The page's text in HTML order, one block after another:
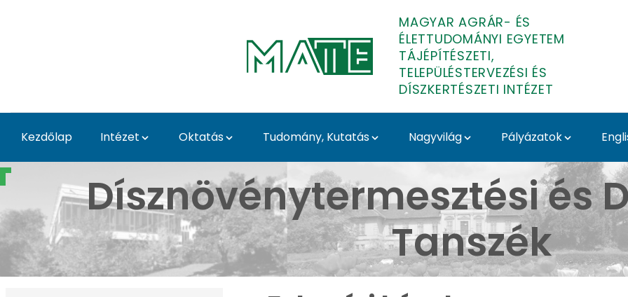
MAGYAR AGRÁR- ÉS
ÉLETTUDOMÁNYI EGYETEM
TÁJÉPÍTÉSZETI,
TELEPÜLÉSTERVEZÉSI ÉS
DÍSZKERTÉSZETI INTÉZET
Kezdőlap Intézet Oktatás Tudomány, Kutatás Nagyvilág Pályázatok
Februári képek - Budai Arborétum -
Dísznövénytermesztési és
Tanszék